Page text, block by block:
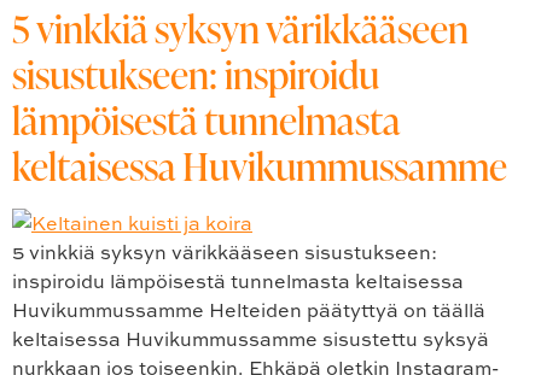
5 vinkkiä syksyn värikkääseen
sisustukseen: inspiroidu
lämpöisestä tunnelmasta
keltaisessa Huvikummussamme
5 vinkkiä syksyn värikkääseen sisustukseen:
inspiroidu lämpöisestä tunnelmasta keltaisessa
Huvikummussamme Helteiden päätyttyä on täällä
keltaisessa Huvikummussamme sisustettu syksyä
nurkkaan jos toiseenkin. Ehkäpä oletkin Instagram-